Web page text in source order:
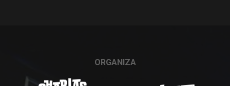
ORGANIZA